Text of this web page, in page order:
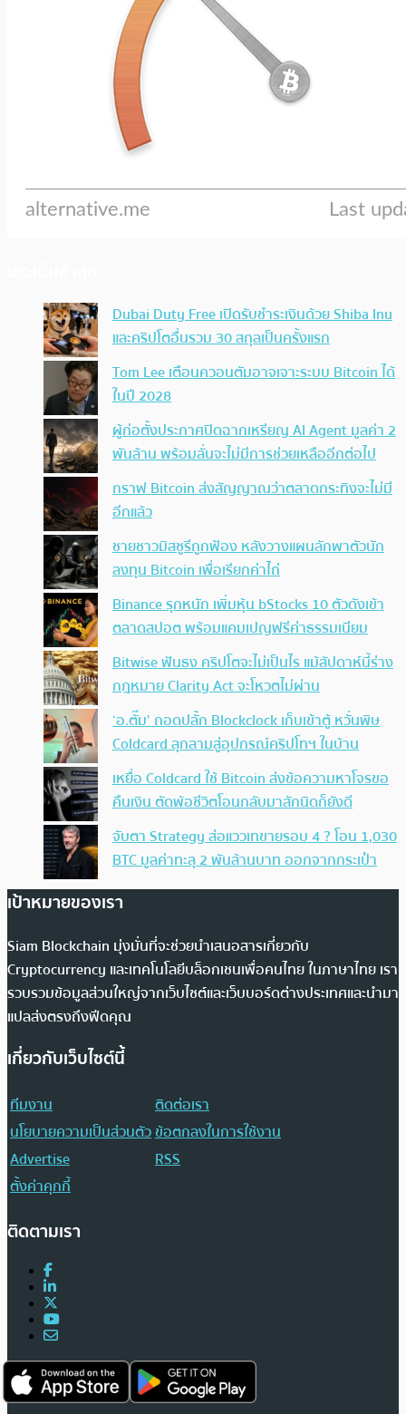
Dubai Duty Free เปิดรับชำระเงินด้วย Shiba Inu
และคริปโตอื่นรวม 30 สกุลเป็นครั้งแรก
Tom Lee เตือนควอนตัมอาจเจาะระบบ Bitcoin ได้
ในปี 2028
ผู้ก่อตั้งประกาศปิดฉากเหรียญ AI Agent มูลค่า 2
พันล้าน พร้อมลั่นจะไม่มีการช่วยเหลืออีกต่อไป
กราฟ Bitcoin ส่งสัญญาณว่าตลาดกระทิงจะไม่มี
อีกแล้ว
ชายชาวมิสซูรีถูกฟ้อง หลังวางแผนลักพาตัวนัก
ลงทุน Bitcoin เพื่อเรียกค่าไถ่
Binance รุกหนัก เพิ่มหุ้น bStocks 10 ตัวดังเข้า
ตลาดสปอต พร้อมแคมเปญฟรีค่าธรรมเนียม
Bitwise ฟันธง คริปโตจะไม่เป็นไร แม้สัปดาห์นี้ร่าง
กฎหมาย Clarity Act จะโหวตไม่ผ่าน
‘อ.ตั๊ม’ ถอดปลั้ก Blockclock เก็บเข้าตู้ หวั่นพิษ
Coldcard ลุกลามสู่อุปกรณ์คริปโทฯ ในบ้าน
เหยื่อ Coldcard ใช้ Bitcoin ส่งข้อความหาโจรขอ
คืนเงิน ตัดพ้อชีวิตโอนกลับมาสักนิดก็ยังดี
จับตา Strategy ส่อแววเทขายรอบ 4 ? โอน 1,030
BTC มูลค่าทะลุ 2 พันล้านบาท ออกจากกระเป๋า
เป้าหมายของเรา
Siam Blockchain มุ่งมั่นที่จะช่วยนำเสนอสารเกี่ยวกับ
Cryptocurrency และเทคโนโลยีบล็อกเชนเพื่อคนไทย ในภาษาไทย เรา
รวบรวมข้อมูลส่วนใหญ่จากเว็บไซต์และเว็บบอร์ดต่างประเทศและนำมา
แปลส่งตรงถึงฟีดคุณ
เกี่ยวกับเว็บไซต์นี้
ทีมงาน
ติดต่อเรา
นโยบายความเป็นส่วนตัวข้อตกลงในการใช้งาน
Advertise
RSS
ตั้งค่าคุกกี้
ติดตามเรา